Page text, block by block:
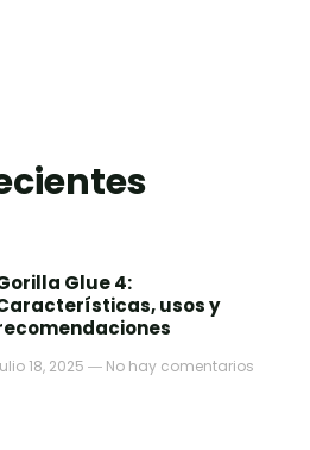
Glue 4:
usos y
18, 2025 No hay comentarios